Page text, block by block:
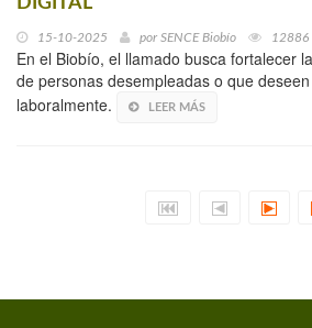
15-10-2025 por SENCE Biobío 12886
En el Biobío, el llamado busca fortalecer
de personas desempleadas o que
laboralmente.
LEER MÁS